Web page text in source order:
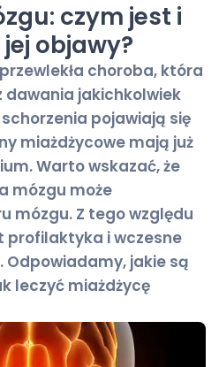
czym jest i
objawy?
choroba, która
dawania jakichkolwiek
pojawiają się
miażdżycowe mają już
Warto wskazać, że
mózgu może
mózgu. Z tego względu
profilaktyka i wczesne
Odpowiadamy, jakie są
leczyć miażdżycę